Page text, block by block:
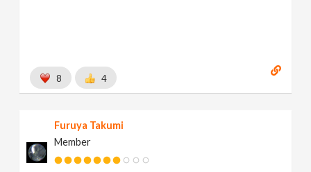
8 4
Furuya Takumi
Member